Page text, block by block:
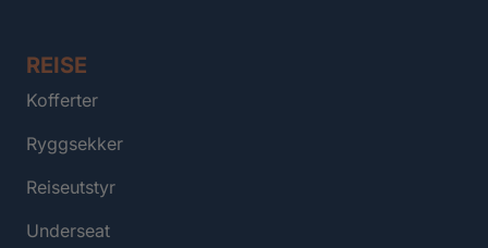
REISE
Kofferter
Ryggsekker
Reiseutstyr
Underseat